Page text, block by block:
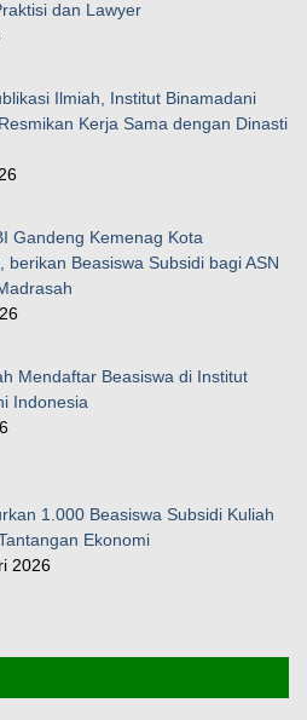
dan Lawyer
Ilmiah, Institut Binamadani
Kerja Sama dengan Dinasti
Gandeng Kemenag Kota
berikan Beasiswa Subsidi bagi ASN
Mendaftar Beasiswa di Institut
Indonesia
1.000 Beasiswa Subsidi Kuliah
Ekonomi
2026